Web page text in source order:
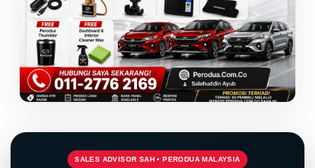
SALES ADVISOR SAH • PERODUA MALAYSIA